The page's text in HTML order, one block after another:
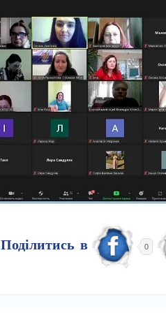
Поділитись в 0